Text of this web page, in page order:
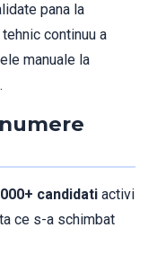
pana la
continuu a
manuale la
candidati activi
ce s-a schimbat